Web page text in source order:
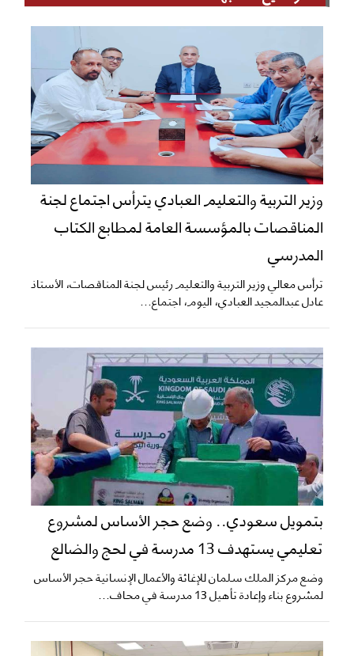
وزير التربية والتعليم العبادي يترأس اجتماع لجنة
المناقصات بالمؤسسة العامة لمطابع الكتاب
المدرسي
ترأس معالي وزير التربية والتعليم رئيس لجنة المناقصات، الأستاذ
عادل عبدالمجيد العبادي، اليوم، اجتماع...
بتمويل سعودي.. وضع حجر الأساس لمشروع
تعليمي يستهدف 13 مدرسة في لحج والضالع
وضع مركز الملك سلمان للإغاثة والأعمال الإنسانية حجر الأساس
لمشروع بناء وإعادة تأهيل 13 مدرسة في محاف...